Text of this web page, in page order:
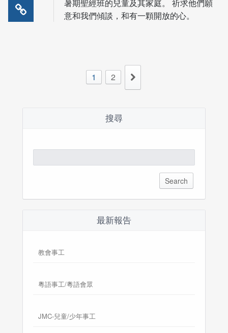
暑期聖經班的兒童及其家庭。 祈求他們願
意和我們傾談，和有一顆開放的心。
1 2
搜尋
for:
最新報告
教會事工
粵語事工/粵語會眾
JMC-兒童/少年事工